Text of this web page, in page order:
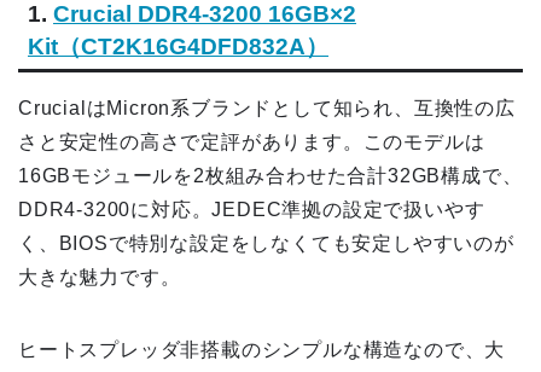
1. Crucial DDR4-3200 16GB×2
Kit（CT2K16G4DFD832A）
CrucialはMicron系ブランドとして知られ、互換性の広
さと安定性の高さで定評があります。このモデルは
16GBモジュールを2枚組み合わせた合計32GB構成で、
DDR4-3200に対応。JEDEC準拠の設定で扱いやす
く、BIOSで特別な設定をしなくても安定しやすいのが
大きな魅力です。
ヒートスプレッダ非搭載のシンプルな構造なので、大